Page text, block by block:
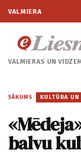
VALMIERA
VALMIERAS UN
SĀKUMS / KULTŪRA
balvu